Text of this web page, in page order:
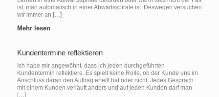
ist, man automatisch in einer Abwärtsspirale ist. Deswegen versuchen
wir immer an […]
Mehr lesen
Kundentermine reflektieren
Ich habe mir angewöhnt, dass ich jeden durchgeführten
Kundentermin reflektiere. Es spielt keine Rolle, ob der Kunde uns im
Anschluss daran den Auftrag erteilt hat oder nicht. Jedes Gespräch
mit einem Kunden verläuft anders und auf jeden Kunden darf man
[…]